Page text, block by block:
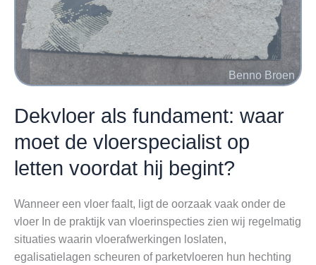
Dekvloer als fundament: waar
moet de vloerspecialist op
letten voordat hij begint?
Wanneer een vloer faalt, ligt de oorzaak vaak onder de
vloer In de praktijk van vloerinspecties zien wij regelmatig
situaties waarin vloerafwerkingen loslaten,
egalisatielagen scheuren of parketvloeren hun hechting